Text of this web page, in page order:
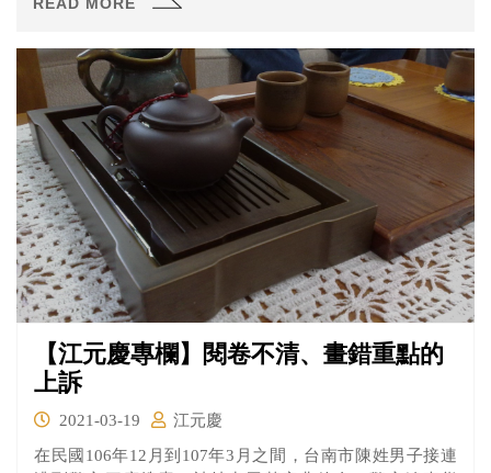
【江元慶專欄】閱卷不清、畫錯重點的
上訴
2021-03-19
江元慶
在民國106年12月到107年3月之間，台南市陳姓男子接連